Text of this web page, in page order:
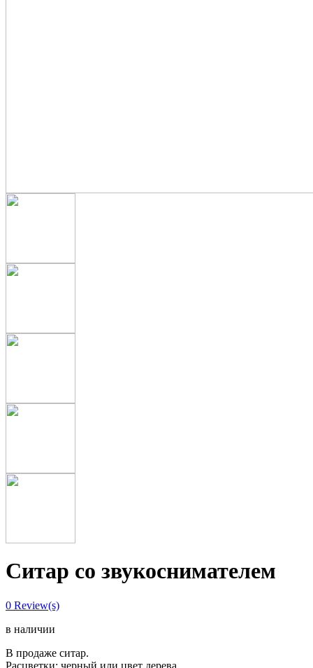
Ситар со звукоснимателем
0 Review(s)
в наличии
В продаже ситар.
Расцветки: черный или цвет дерева.